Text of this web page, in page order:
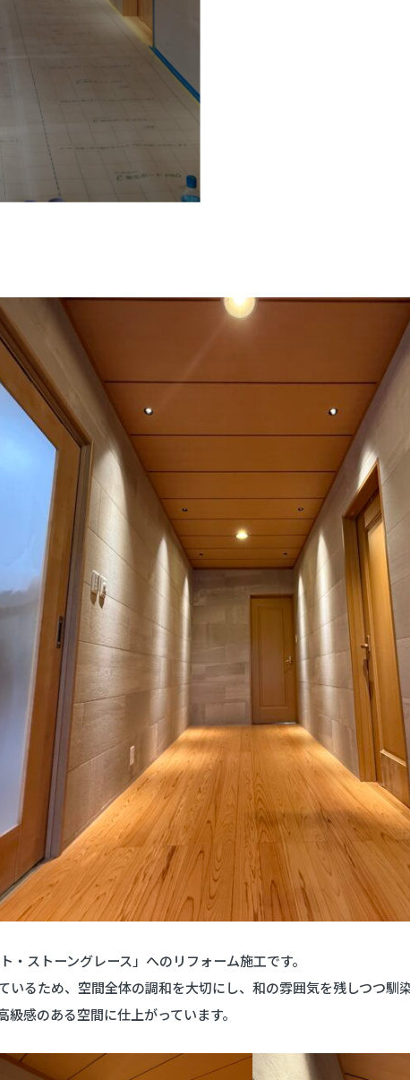
コカラット・ストーングレース」
いるため、空間全体の調和を大切にし、和の雰囲気を残しつつ馴
感のある空間に仕上がっています。